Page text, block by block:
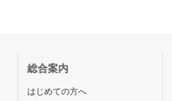
総合案内
はじめての方へ